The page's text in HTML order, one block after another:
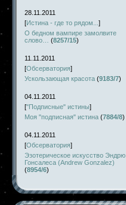
28.11.2011
[Истина - где то рядом... ]
О бедном вампире замолвите
слово…
(8257/15)
11.11.2011
[Обсерватория]
Ускользающая красота (9183/7)
04.11.2011
["Подписные" истины]
Моя "подписная" истина (7884/8)
04.11.2011
[Обсерватория]
Эзотерическое искусство Эндрю
Гонсалеса (Andrew Gonzalez)
(8954/6)